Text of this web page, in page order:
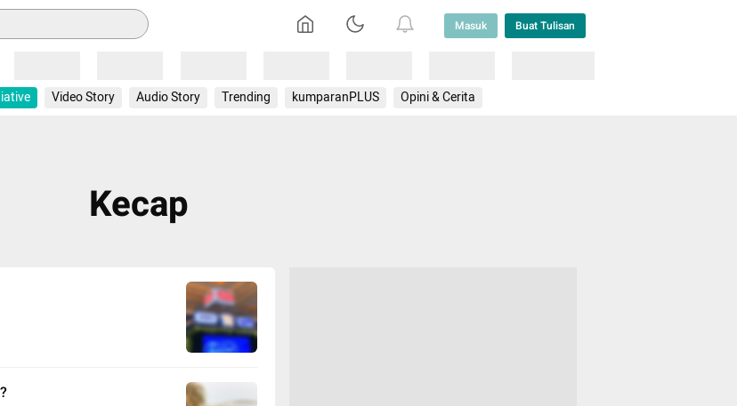
Masuk Buat Tulisan
Video Story Audio Story Trending kumparanPLUS Opini & Cerita
Kecap